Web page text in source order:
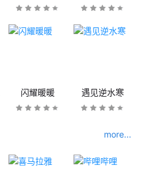
闪耀暖暖 遇见逆水寒
more...